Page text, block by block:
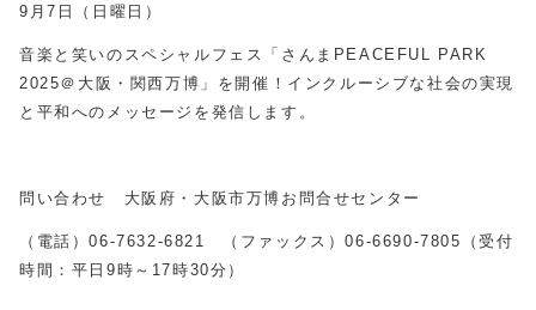
9月7日（日曜日）
音楽と笑いのスペシャルフェス「さんまPEACEFUL PARK
2025＠大阪・関西万博」を開催！インクルーシブな社会の実現
と平和へのメッセージを発信します。
問い合わせ 大阪府・大阪市万博お問合せセンター
（電話）06-7632-6821 （ファックス）06-6690-7805（受付
時間：平日9時～17時30分）